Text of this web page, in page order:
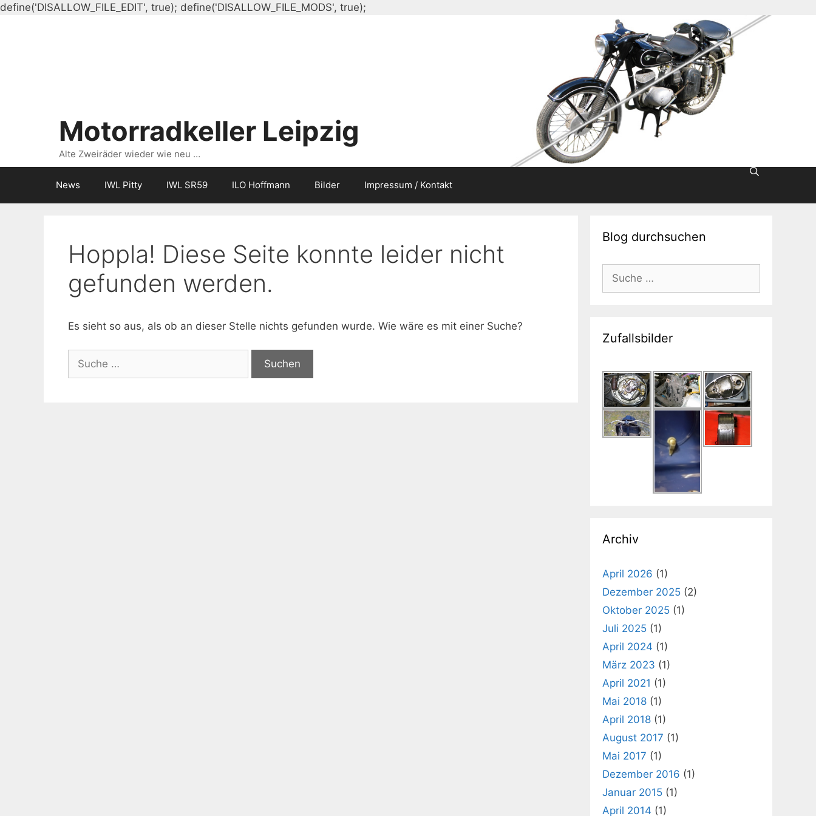
define('DISALLOW_FILE_EDIT', true); define('DISALLOW_FILE_MODS', true);
Motorradkeller Leipzig
Alte Zweiräder wieder wie neu …
News IWL Pitty IWL SR59 ILO Hoffmann Bilder Impressum / Kontakt
Hoppla! Diese Seite konnte leider nicht
gefunden werden.
Es sieht so aus, als ob an dieser Stelle nichts gefunden wurde. Wie wäre es mit einer Suche?
nach:
Blog durchsuchen
Suche
nach:
Zufallsbilder
Archiv
April 2026 (1)
Dezember 2025 (2)
Oktober 2025 (1)
Juli 2025 (1)
April 2024 (1)
März 2023 (1)
April 2021 (1)
Mai 2018 (1)
April 2018 (1)
August 2017 (1)
Mai 2017 (1)
Dezember 2016 (1)
Januar 2015 (1)
April 2014 (1)